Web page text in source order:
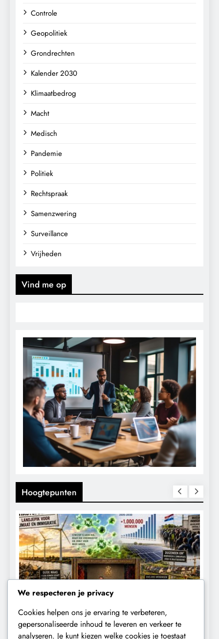
Controle
Geopolitiek
Grondrechten
Kalender 2030
Klimaatbedrog
Macht
Medisch
Pandemie
Politiek
Rechtspraak
Samenzwering
Surveillance
Vrijheden
Vind me op
Hoogtepunten
CONTROLE GEOPOLITIEK
We respecteren je privacy
Cookies helpen ons je ervaring te verbeteren,
gepersonaliseerde inhoud te leveren en verkeer te
analyseren. Je kunt kiezen welke cookies je toestaat